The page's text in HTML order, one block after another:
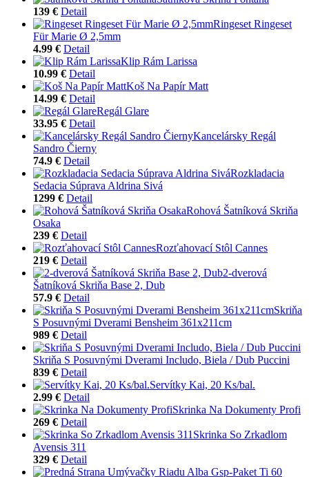
139 € Detail
Ringeset Ringeset
Für Marie Ø 2,5mm
4.99 € Detail
Klip Rám Larissa
10.99 € Detail
Koš Na Papír Matt
14.99 € Detail
Regál Glare
33.95 € Detail
Kancelársky Regál
Sandro Čierny
74.9 € Detail
Rozkladacia
Sedacia Súprava Aldrina Sivá
1299 € Detail
Rohová Šatníková Skriňa
Osaka
239 € Detail
Rozťahovací Stôl Cannes
219 € Detail
2-dverová
Šatníková Skriňa Base 2, Dub
57.9 € Detail
Skriňa
S Posuvnými Dverami Bensheim 361x211cm
989 € Detail
Skriňa S Posuvnými Dverami Includo, Biela / Dub Puccini
839 € Detail
Servítky Kai, 20 Ks/bal.
2.99 € Detail
Skrinka Na Dokumenty Profi
269 € Detail
Skrinka So Zrkadlom
Avensis 311
329 € Detail